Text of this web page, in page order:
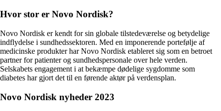
Hvor stor er Novo Nordisk?
Novo Nordisk er kendt for sin globale tilstedeværelse og betydelige
indflydelse i sundhedssektoren. Med en imponerende portefølje af
medicinske produkter har Novo Nordisk etableret sig som en betroet
partner for patienter og sundhedspersonale over hele verden.
Selskabets engagement i at bekæmpe dødelige sygdomme som
diabetes har gjort det til en førende aktør på verdensplan.
Novo Nordisk nyheder 2023